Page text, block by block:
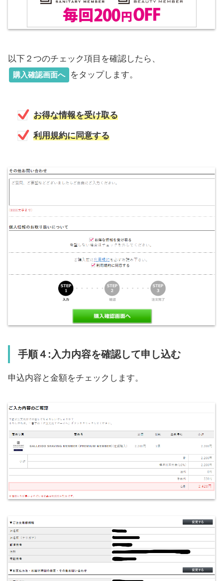
以下２つのチェック項目を確認したら、
購入確認画面へ をタップします。
お得な情報を受け取る
利用規約に同意する
手順４:入力内容を確認して申し込む
申込内容と金額をチェックします。